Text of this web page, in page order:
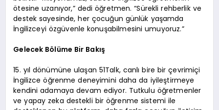
ötesine uzanıyor,” dedi öğretmen. “Sürekli rehberlik ve
destek sayesinde, her çocuğun günlük yaşamda
İngilizceyi özgüvenle konuşabilmesini umuyoruz.”
Gelecek Bölüme Bir Bakış
15. yıl dönümüne ulaşan 51Talk, canlı bire bir çevrimiçi
İngilizce öğrenme deneyimini daha da iyileştirmeye
kendini adamaya devam ediyor. Tutkulu öğretmenler
ve yapay zeka destekli bir öğrenme sistemi ile